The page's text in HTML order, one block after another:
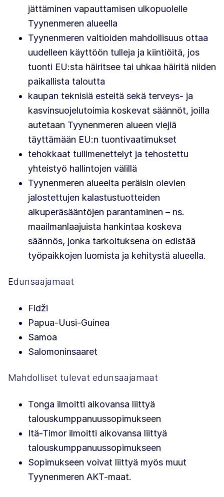
jättäminen vapauttamisen ulkopuolelle
Tyynenmeren alueella
Tyynenmeren valtioiden mahdollisuus ottaa
uudelleen käyttöön tulleja ja kiintiöitä, jos
tuonti EU:sta häiritsee tai uhkaa häiritä niiden
paikallista taloutta
kaupan teknisiä esteitä sekä terveys- ja
kasvinsuojelutoimia koskevat säännöt, joilla
autetaan Tyynenmeren alueen viejiä
täyttämään EU:n tuontivaatimukset
tehokkaat tullimenettelyt ja tehostettu
yhteistyö hallintojen välillä
Tyynenmeren alueelta peräisin olevien
jalostettujen kalastustuotteiden
alkuperäsääntöjen parantaminen – ns.
maailmanlaajuista hankintaa koskeva
säännös, jonka tarkoituksena on edistää
työpaikkojen luomista ja kehitystä alueella.
Edunsaajamaat
Fidži
Papua-Uusi-Guinea
Samoa
Salomoninsaaret
Mahdolliset tulevat edunsaajamaat
Tonga ilmoitti aikovansa liittyä
talouskumppanuussopimukseen
Itä-Timor ilmoitti aikovansa liittyä
talouskumppanuussopimukseen
Sopimukseen voivat liittyä myös muut
Tyynenmeren AKT-maat.